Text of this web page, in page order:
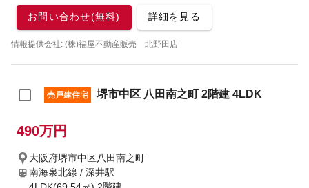
お問い合わせ(無料) 詳細を見る
情報提供会社: (株)福屋不動産販売 北野田店
売戸建住宅 堺市中区 八田南之町 2階建 4LDK
490万円
大阪府堺市中区八田南之町
南海泉北線 / 深井駅